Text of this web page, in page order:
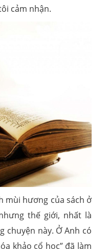
cảm nhận.
mùi hương của sách ở
thế giới, nhất là
chuyện này. Ở Anh có
khảo cổ học” đã làm